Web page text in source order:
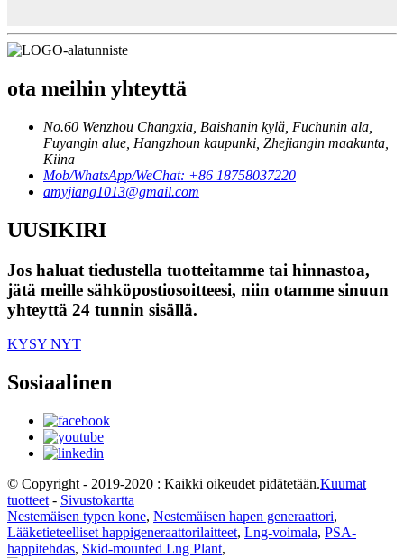
ota meihin yhteyttä
No.60 Wenzhou Changxia, Baishanin kylä, Fuchunin ala,
Fuyangin alue, Hangzhoun kaupunki, Zhejiangin maakunta,
Kiina
Mob/WhatsApp/WeChat: +86 18758037220
amyjiang1013@gmail.com
UUSIKIRI
Jos haluat tiedustella tuotteitamme tai hinnastoa,
jätä meille sähköpostiosoitteesi, niin otamme sinuun
yhteyttä 24 tunnin sisällä.
KYSY NYT
Sosiaalinen
© Copyright - 2019-2020 : Kaikki oikeudet pidätetään.Kuumat
tuotteet - Sivustokartta
Nestemäisen typen kone, Nestemäisen hapen generaattori,
Lääketieteelliset happigeneraattorilaitteet, Lng-voimala, PSA-
happitehdas, Skid-mounted Lng Plant,